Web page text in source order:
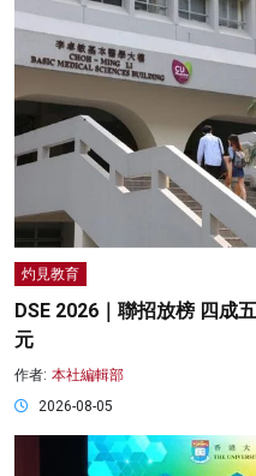
灼見教育
DSE 2026｜聯招放榜 四成
元
作者: 本社編輯部
2026-08-05